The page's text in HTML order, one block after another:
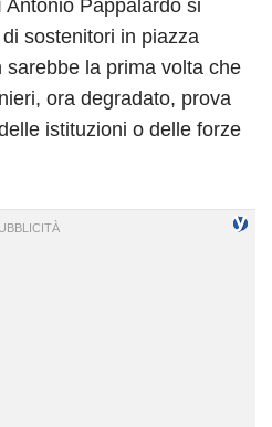
Antonio Pappalardo si
sostenitori in piazza
la prima volta che
ora degradato, prova
istituzioni o delle forze